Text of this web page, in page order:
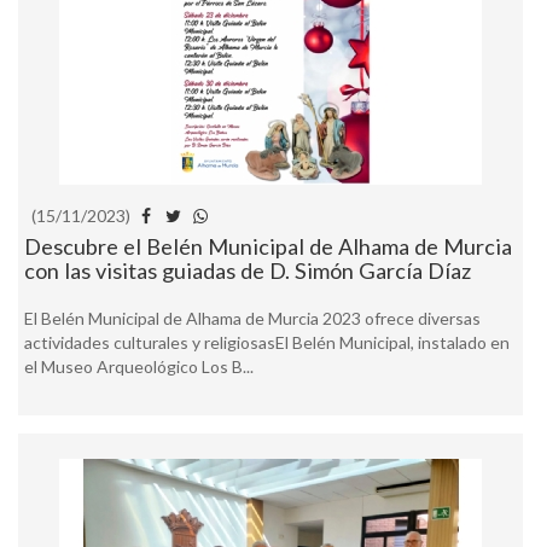
(15/11/2023)
Descubre el Belén Municipal de Alhama de Murcia
con las visitas guiadas de D. Simón García Díaz
El Belén Municipal de Alhama de Murcia 2023 ofrece diversas
actividades culturales y religiosasEl Belén Municipal, instalado en
el Museo Arqueológico Los B...